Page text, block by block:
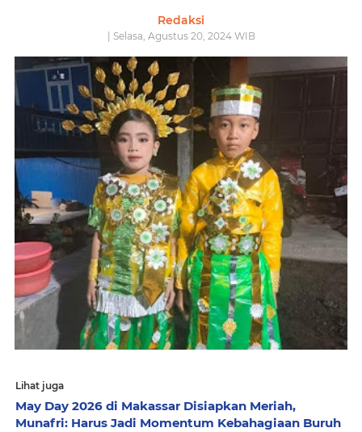
Redaksi
| Selasa, Agustus 20, 2024 WIB
Lihat juga
May Day 2026 di Makassar Disiapkan Meriah,
Munafri: Harus Jadi Momentum Kebahagiaan Buruh